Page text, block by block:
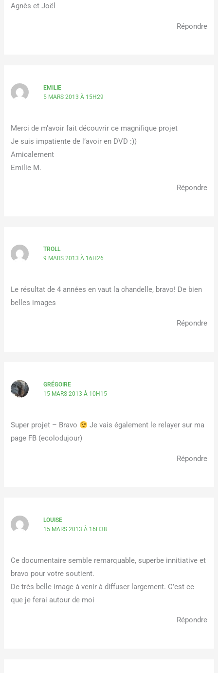
Agnès et Joël
Répondre
EMILIE
5 MARS 2013 À 15H29
Merci de m’avoir fait découvrir ce magnifique projet
Je suis impatiente de l’avoir en DVD :))
Amicalement
Emilie M.
Répondre
TROLL
9 MARS 2013 À 16H26
Le résultat de 4 années en vaut la chandelle, bravo! De bien
belles images
Répondre
GRÉGOIRE
15 MARS 2013 À 10H15
Super projet – Bravo
Je vais également le relayer sur ma
page FB (ecolodujour)
Répondre
LOUISE
15 MARS 2013 À 16H38
Ce documentaire semble remarquable, superbe innitiative et
bravo pour votre soutient.
De très belle image à venir à diffuser largement. C’est ce
que je ferai autour de moi
Répondre